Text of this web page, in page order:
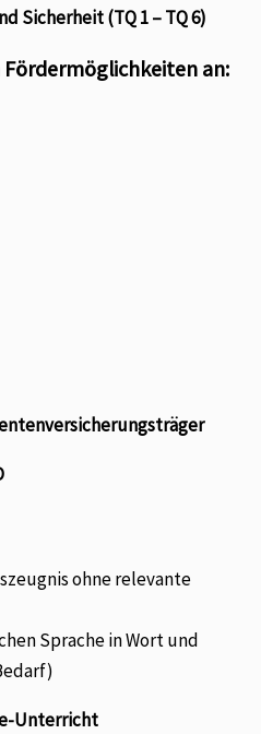
Sicherheit (TQ 1 – TQ 6)
an:
ohne relevante
Sprache in Wort und
Unterricht